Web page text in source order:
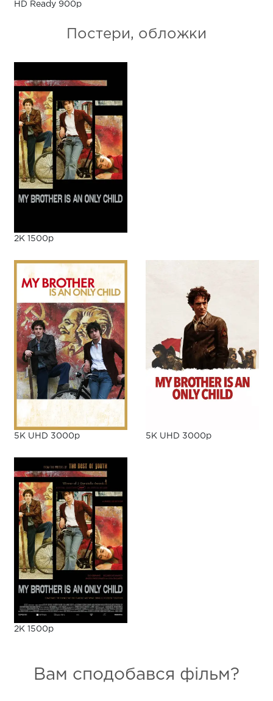
HD Ready 900p
Постери, обложки
2K 1500p
5K UHD 3000p 5K UHD 3000p
2K 1500p
Вам сподобався фільм?